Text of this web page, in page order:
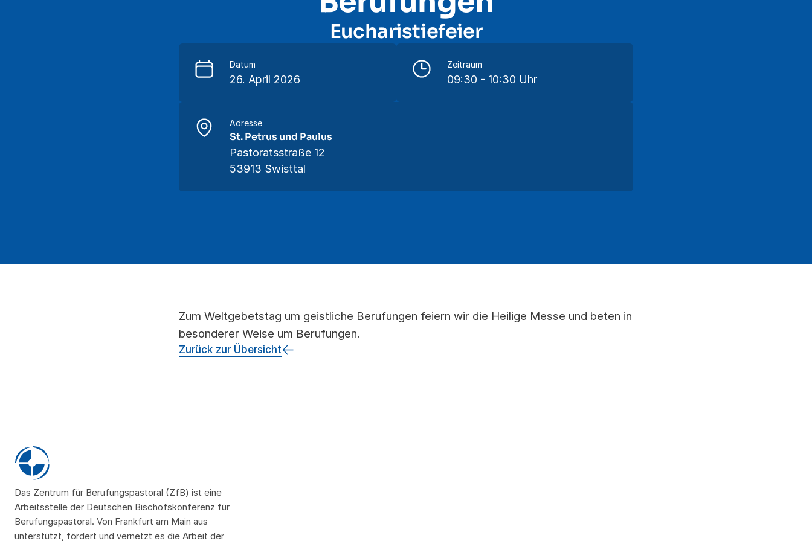
Eucharistiefeier
Datum
26. April 2026
Zeitraum
09:30 - 10:30 Uhr
Adresse
St. Petrus und Paulus
Pastoratsstraße 12
53913 Swisttal
Zum Weltgebetstag um geistliche Berufungen feiern wir die Heilige Messe und beten in
besonderer Weise um Berufungen.
Zurück zur Übersicht
Das Zentrum für Berufungspastoral (ZfB) ist eine
Arbeitsstelle der Deutschen Bischofskonferenz für
Berufungspastoral. Von Frankfurt am Main aus
unterstützt, fördert und vernetzt es die Arbeit der